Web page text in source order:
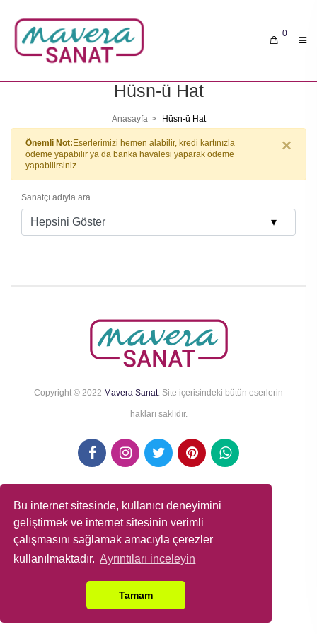
Bu internet sitesinde, kullanıcı deneyimini
geliştirmek ve internet sitesinin verimli
çalışmasını sağlamak amacıyla çerezler
kullanılmaktadır. Ayrıntıları inceleyin
Tamam
0
Hüsn-ü Hat
Anasayfa Hüsn-ü Hat
Önemli Not: Eserlerimizi hemen alabilir, kredi kartınızla
ödeme yapabilir ya da banka havalesi yaparak ödeme
yapabilirsiniz.
×
Sanatçı adıyla ara
Copyright © 2022 Mavera Sanat. Site içerisindeki bütün eserlerin
hakları saklıdır.